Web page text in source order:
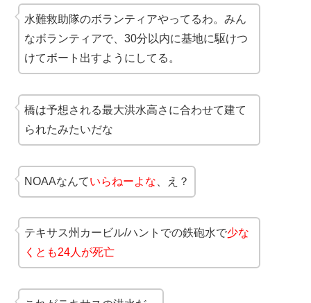
水難救助隊のボランティアやってるわ。みん
なボランティアで、30分以内に基地に駆けつ
けてボート出すようにしてる。
橋は予想される最大洪水高さに合わせて建て
られたみたいだな
NOAAなんていらねーよな 、え？
テキサス州カービル/ハントでの鉄砲水で少な
くとも24人が死亡